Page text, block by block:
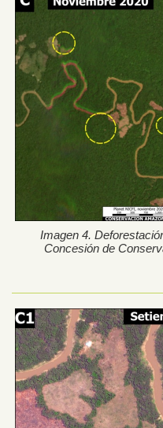
Imagen 4.
Concesión de